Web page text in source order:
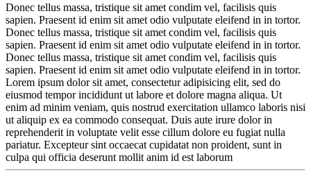
Donec tellus massa, tristique sit amet condim vel, facilisis quis
sapien. Praesent id enim sit amet odio vulputate eleifend in in tortor.
Donec tellus massa, tristique sit amet condim vel, facilisis quis
sapien. Praesent id enim sit amet odio vulputate eleifend in in tortor.
Donec tellus massa, tristique sit amet condim vel, facilisis quis
sapien. Praesent id enim sit amet odio vulputate eleifend in in tortor.
Lorem ipsum dolor sit amet, consectetur adipisicing elit, sed do
eiusmod tempor incididunt ut labore et dolore magna aliqua. Ut
enim ad minim veniam, quis nostrud exercitation ullamco laboris nisi
ut aliquip ex ea commodo consequat. Duis aute irure dolor in
reprehenderit in voluptate velit esse cillum dolore eu fugiat nulla
pariatur. Excepteur sint occaecat cupidatat non proident, sunt in
culpa qui officia deserunt mollit anim id est laborum